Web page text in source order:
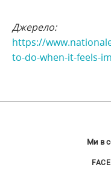
Джерело:
https://
to-do-when-it-feels-
Ми в